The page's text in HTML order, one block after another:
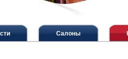
Салоны